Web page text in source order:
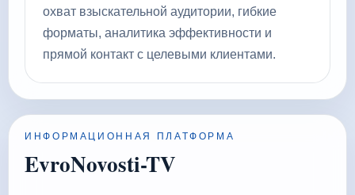
охват взыскательной аудитории, гибкие
форматы, аналитика эффективности и
прямой контакт с целевыми клиентами.
ИНФОРМАЦИОННАЯ ПЛАТФОРМА
EvroNovosti-TV